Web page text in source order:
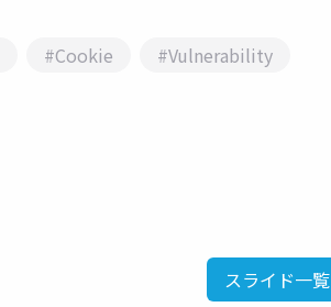
#Cookie
#Vulnerability
スライド一覧